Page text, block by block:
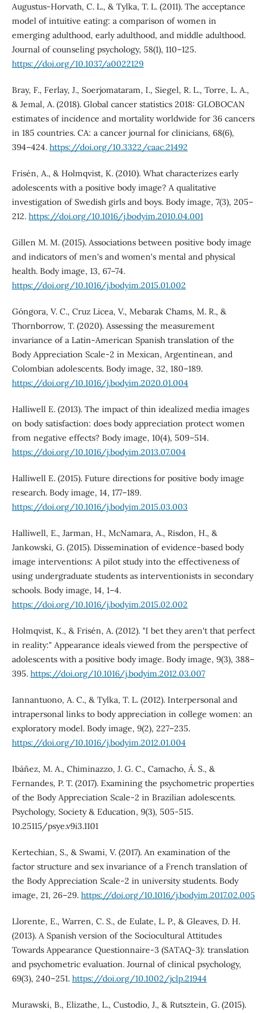
Augustus-Horvath, C. L., & Tylka, T. L. (2011). The acceptance
model of intuitive eating: a comparison of women in
emerging adulthood, early adulthood, and middle adulthood.
Journal of counseling psychology, 58(1), 110–125.
https://doi.org/10.1037/a0022129
Bray, F., Ferlay, J., Soerjomataram, I., Siegel, R. L., Torre, L. A.,
& Jemal, A. (2018). Global cancer statistics 2018: GLOBOCAN
estimates of incidence and mortality worldwide for 36 cancers
in 185 countries. CA: a cancer journal for clinicians, 68(6),
394–424. https://doi.org/10.3322/caac.21492
Frisén, A., & Holmqvist, K. (2010). What characterizes early
adolescents with a positive body image? A qualitative
investigation of Swedish girls and boys. Body image, 7(3), 205–
212. https://doi.org/10.1016/j.bodyim.2010.04.001
Gillen M. M. (2015). Associations between positive body image
and indicators of men's and women's mental and physical
health. Body image, 13, 67–74.
https://doi.org/10.1016/j.bodyim.2015.01.002
Góngora, V. C., Cruz Licea, V., Mebarak Chams, M. R., &
Thornborrow, T. (2020). Assessing the measurement
invariance of a Latin-American Spanish translation of the
Body Appreciation Scale-2 in Mexican, Argentinean, and
Colombian adolescents. Body image, 32, 180–189.
https://doi.org/10.1016/j.bodyim.2020.01.004
Halliwell E. (2013). The impact of thin idealized media images
on body satisfaction: does body appreciation protect women
from negative effects? Body image, 10(4), 509–514.
https://doi.org/10.1016/j.bodyim.2013.07.004
Halliwell E. (2015). Future directions for positive body image
research. Body image, 14, 177–189.
https://doi.org/10.1016/j.bodyim.2015.03.003
Halliwell, E., Jarman, H., McNamara, A., Risdon, H., &
Jankowski, G. (2015). Dissemination of evidence-based body
image interventions: A pilot study into the effectiveness of
using undergraduate students as interventionists in secondary
schools. Body image, 14, 1–4.
https://doi.org/10.1016/j.bodyim.2015.02.002
Holmqvist, K., & Frisén, A. (2012). "I bet they aren't that perfect
in reality:" Appearance ideals viewed from the perspective of
adolescents with a positive body image. Body image, 9(3), 388–
395. https://doi.org/10.1016/j.bodyim.2012.03.007
Iannantuono, A. C., & Tylka, T. L. (2012). Interpersonal and
intrapersonal links to body appreciation in college women: an
exploratory model. Body image, 9(2), 227–235.
https://doi.org/10.1016/j.bodyim.2012.01.004
Ibáñez, M. A., Chiminazzo, J. G. C., Camacho, Á. S., &
Fernandes, P. T. (2017). Examining the psychometric properties
of the Body Appreciation Scale-2 in Brazilian adolescents.
Psychology, Society & Education, 9(3), 505-515.
10.25115/psye.v9i3.1101
Kertechian, S., & Swami, V. (2017). An examination of the
factor structure and sex invariance of a French translation of
the Body Appreciation Scale-2 in university students. Body
image, 21, 26–29. https://doi.org/10.1016/j.bodyim.2017.02.005
Llorente, E., Warren, C. S., de Eulate, L. P., & Gleaves, D. H.
(2013). A Spanish version of the Sociocultural Attitudes
Towards Appearance Questionnaire-3 (SATAQ-3): translation
and psychometric evaluation. Journal of clinical psychology,
69(3), 240–251. https://doi.org/10.1002/jclp.21944
Murawski, B., Elizathe, L., Custodio, J., & Rutsztein, G. (2015).